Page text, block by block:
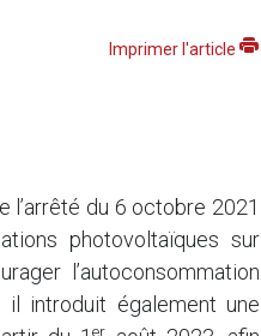
Imprimer l'article
l’arrêté du 6 octobre 2021
photovoltaïques sur
l’autoconsommation
il introduit également une
er